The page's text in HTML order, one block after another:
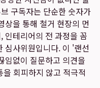
구독자는 단순한 숫자가
상을 통해 철거 현장의 먼
인테리어의 전 과정을 꼼
심사위원입니다. 이 '랜선
임없이 질문하고 의견을
을 회피하지 않고 적극적